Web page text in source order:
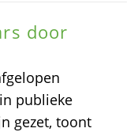
door
publieke
gezet, toont